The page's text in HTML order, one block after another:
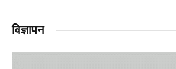
विज्ञापन